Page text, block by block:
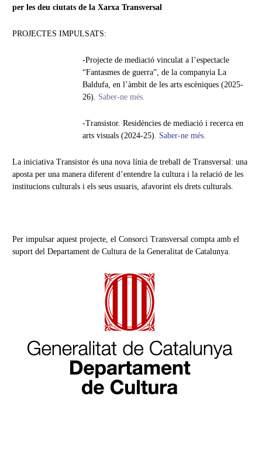
per les deu ciutats de la Xarxa Transversal
PROJECTES IMPULSATS:
-Projecte de mediació vinculat a l’espectacle
“Fantasmes de guerra”, de la companyia La
Baldufa, en l’àmbit de les arts escèniques (2025-
26). Saber-ne més.
-Transistor. Residències de mediació i recerca en
arts visuals (2024-25). Saber-ne més.
La iniciativa Transistor és una nova línia de treball de Transversal: una
aposta per una manera diferent d’entendre la cultura i la relació de les
institucions culturals i els seus usuaris, afavorint els drets culturals.
Per impulsar aquest projecte, el Consorci Transversal compta amb el
suport del Departament de Cultura de la Generalitat de Catalunya.